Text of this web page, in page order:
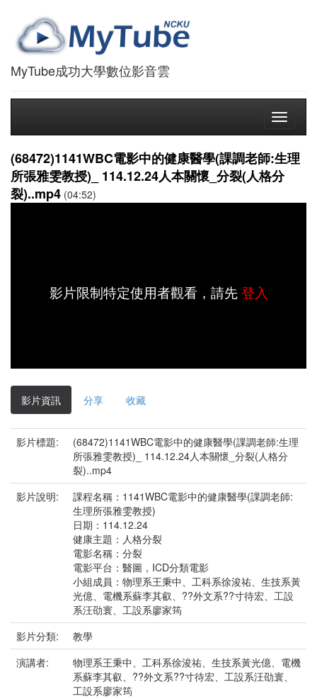
MyTube成功大學數位影音雲
Toggle
(68472)1141WBC電影中的健康醫學(課調老師:生理
所張雅雯教授)_ 114.12.24人本關懷_分裂(人格分
裂)..mp4 (04:52)
影片限制特定使用者觀看，請先登入
影片資訊 分享 收藏
影片標題:
(68472)1141WBC電影中的健康醫學(課調老師:生理
所張雅雯教授)_ 114.12.24人本關懷_分裂(人格分
裂)..mp4
影片說明:
課程名稱：1141WBC電影中的健康醫學(課調老師:
生理所張雅雯教授)
日期：114.12.24
健康主題：人格分裂
電影名稱：分裂
電影平台：醫圖，ICD分類電影
小組成員：物理系王秉中、工科系徐浚祐、生技系黃
光億、電機系蘇李其叡、??外文系??寸待宏、工設
系汪劭寰、工設系廖家筠
影片分類:
教學
演講者:
物理系王秉中、工科系徐浚祐、生技系黃光億、電機
系蘇李其叡、??外文系??寸待宏、工設系汪劭寰、
工設系廖家筠